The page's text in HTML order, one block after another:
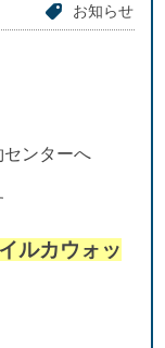
お知らせ
ンターへ
ルカウォッ